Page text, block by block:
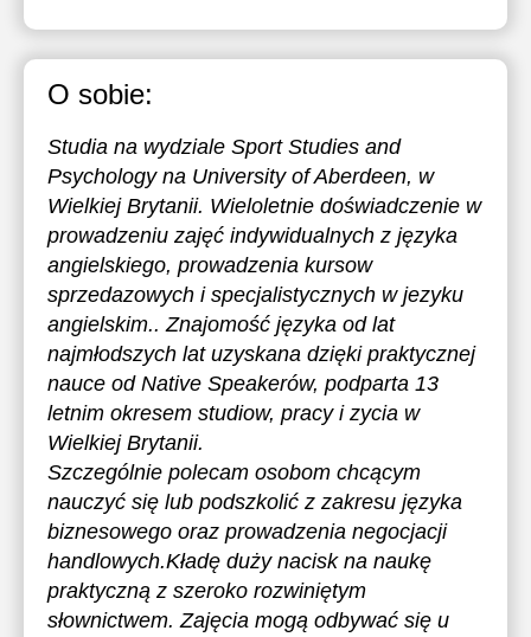
O sobie:
Studia na wydziale Sport Studies and
Psychology na University of Aberdeen, w
Wielkiej Brytanii. Wieloletnie doświadczenie w
prowadzeniu zajęć indywidualnych z języka
angielskiego, prowadzenia kursow
sprzedazowych i specjalistycznych w jezyku
angielskim.. Znajomość języka od lat
najmłodszych lat uzyskana dzięki praktycznej
nauce od Native Speakerów, podparta 13
letnim okresem studiow, pracy i zycia w
Wielkiej Brytanii.
Szczególnie polecam osobom chcącym
nauczyć się lub podszkolić z zakresu języka
biznesowego oraz prowadzenia negocjacji
handlowych.Kładę duży nacisk na naukę
praktyczną z szeroko rozwiniętym
słownictwem. Zajęcia mogą odbywać się u